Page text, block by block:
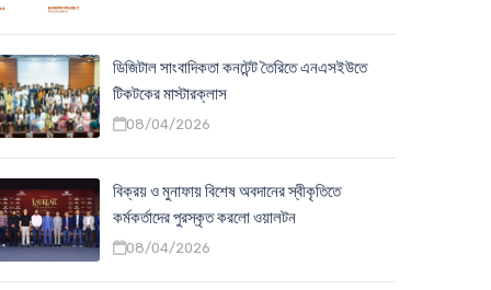
ডিজিটাল সাংবাদিকতা কনটেন্ট তৈরিতে এনএসইউতে
টিকটকের মাস্টারক্লাস
08/04/2026
বিক্রয় ও মুনাফায় বিশেষ অবদানের স্বীকৃতিতে
কর্মকর্তাদের পুরস্কৃত করলো ওয়ালটন
08/04/2026